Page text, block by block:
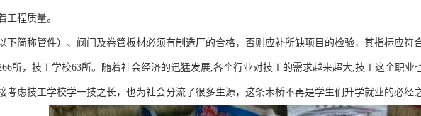
工程质量。
下简称管件）、阀门及卷管板材必须有制造厂的合格，否则应补所缺项目的检验，其指标应符
所，技工学校63所。随着社会经济的迅猛发展,各个行业对技工的需求越来超大,技工这个职业
考虑技工学校学一技之长，也为社会分流了很多生源，这条木桥不再是学生们升学就业的必经之